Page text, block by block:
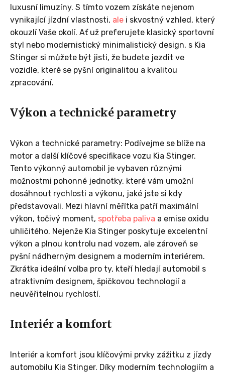
luxusní limuzíny. S tímto vozem získáte nejenom
vynikající jízdní vlastnosti, ale i skvostný vzhled, který
okouzlí Vaše okolí. Ať už preferujete klasický sportovní
styl nebo modernistický minimalistický design, s Kia
Stinger si můžete být jisti, že budete jezdit ve
vozidle, které se pyšní originalitou a kvalitou
zpracování.
Výkon a technické parametry
Výkon a technické parametry: Podívejme se blíže na
motor a další klíčové specifikace vozu Kia Stinger.
Tento výkonný automobil je vybaven různými
možnostmi pohonné jednotky, které vám umožní
dosáhnout rychlosti a výkonu, jaké jste si kdy
představovali. Mezi hlavní měřítka patří maximální
výkon, točivý moment, spotřeba paliva a emise oxidu
uhličitého. Nejenže Kia Stinger poskytuje excelentní
výkon a plnou kontrolu nad vozem, ale zároveň se
pyšní nádherným designem a moderním interiérem.
Zkrátka ideální volba pro ty, kteří hledají automobil s
atraktivním designem, špičkovou technologií a
neuvěřitelnou rychlostí.
Interiér a komfort
Interiér a komfort jsou klíčovými prvky zážitku z jízdy
automobilu Kia Stinger. Díky moderním technologiím a